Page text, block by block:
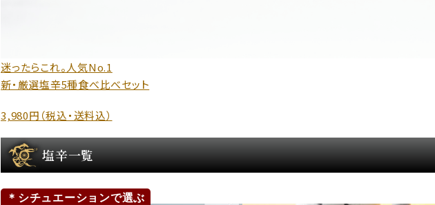
迷ったらこれ。人気No.1
新・厳選塩辛5種食べ比べセット
3,980円（税込・送料込）
塩辛一覧
＊シチュエーションで選ぶ